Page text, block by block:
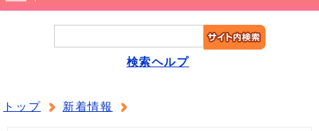
検索ヘルプ
トップ 新着情報